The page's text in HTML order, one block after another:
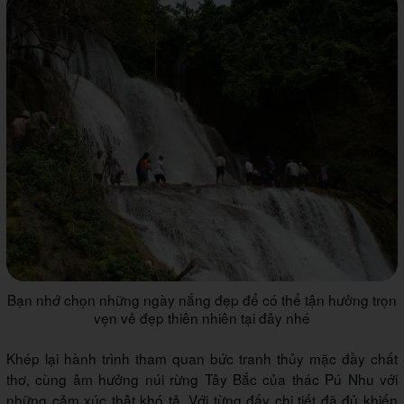
Bạn nhớ chọn những ngày nắng đẹp để có thể tận hưởng trọn
vẹn vẻ đẹp thiên nhiên tại đây nhé
Khép lại hành trình tham quan bức tranh thủy mặc đầy chất
thơ, cùng âm hưởng núi rừng Tây Bắc của thác Pú Nhu với
những cảm xúc thật khó tả. Với từng đấy chi tiết đã đủ khiến